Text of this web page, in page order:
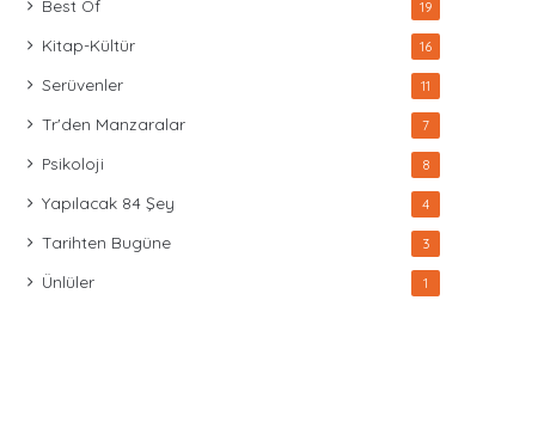
Best Of 19
Kitap-Kültür 16
Serüvenler 11
Tr'den Manzaralar 7
Psikoloji 8
Yapılacak 84 Şey 4
Tarihten Bugüne 3
Ünlüler 1